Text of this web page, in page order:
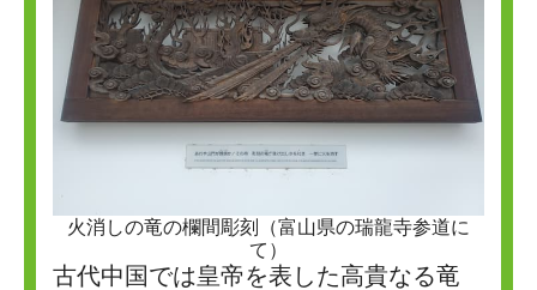
火消しの竜の欄間彫刻（富山県の瑞龍寺参道に
て）
古代中国では皇帝を表した高貴なる竜